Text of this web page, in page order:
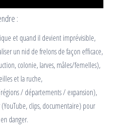
:
et quand il devient imprévisible,
un nid de frelons de façon efficace,
colonie, larves, mâles/femelles),
et la ruche,
/ départements / expansion),
clips, documentaire) pour
danger.